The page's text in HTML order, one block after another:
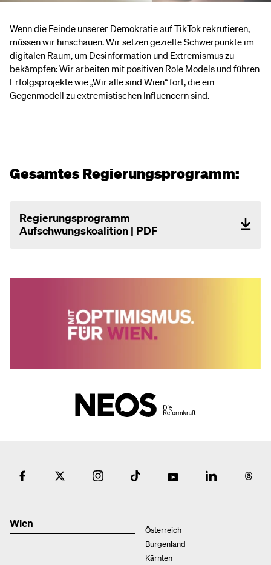
Wenn die Feinde unserer Demokratie auf TikTok rekrutieren,
müssen wir hinschauen. Wir setzen gezielte Schwerpunkte im
digitalen Raum, um Desinformation und Extremismus zu
bekämpfen: Wir arbeiten mit positiven Role Models und führen
Erfolgsprojekte wie „Wir alle sind Wien“ fort, die ein
Gegenmodell zu extremistischen Influencern sind.
Gesamtes Regierungsprogramm:
Regierungsprogramm
Aufschwungskoalition | PDF
Wien
Österreich
Burgenland
Kärnten